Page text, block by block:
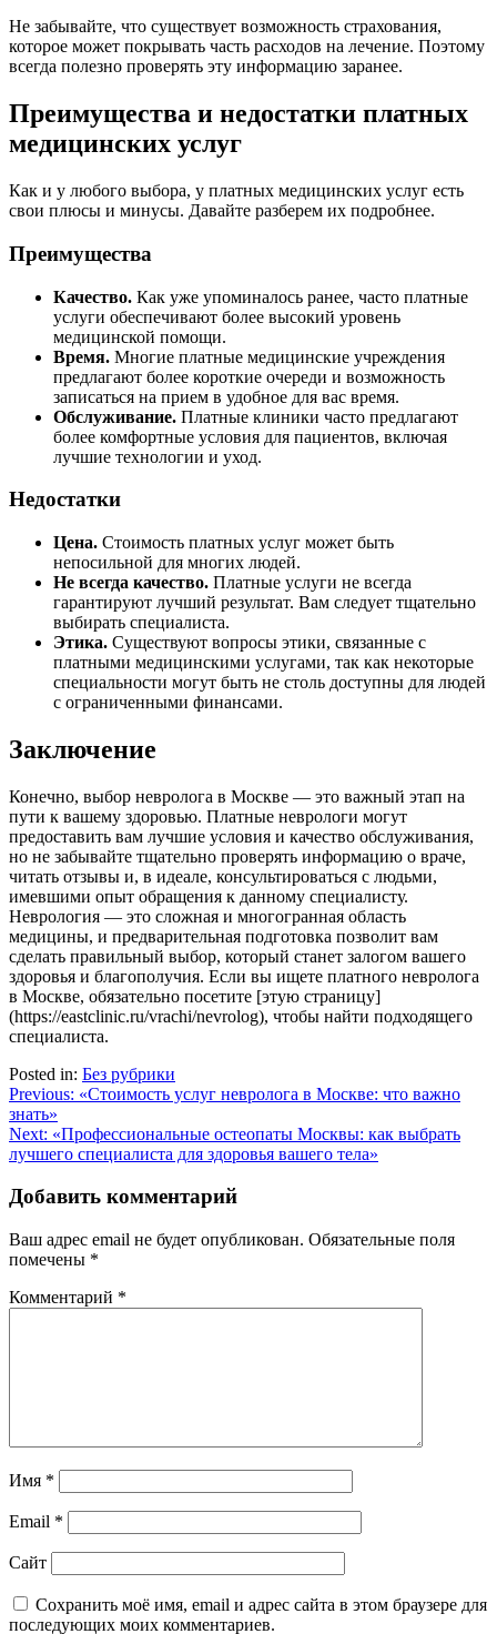
Не забывайте, что существует возможность страхования,
которое может покрывать часть расходов на лечение. Поэтому
всегда полезно проверять эту информацию заранее.
Преимущества и недостатки платных
медицинских услуг
Как и у любого выбора, у платных медицинских услуг есть
свои плюсы и минусы. Давайте разберем их подробнее.
Преимущества
Качество. Как уже упоминалось ранее, часто платные
услуги обеспечивают более высокий уровень
медицинской помощи.
Время. Многие платные медицинские учреждения
предлагают более короткие очереди и возможность
записаться на прием в удобное для вас время.
Обслуживание. Платные клиники часто предлагают
более комфортные условия для пациентов, включая
лучшие технологии и уход.
Недостатки
Цена. Стоимость платных услуг может быть
непосильной для многих людей.
Не всегда качество. Платные услуги не всегда
гарантируют лучший результат. Вам следует тщательно
выбирать специалиста.
Этика. Существуют вопросы этики, связанные с
платными медицинскими услугами, так как некоторые
специальности могут быть не столь доступны для людей
с ограниченными финансами.
Заключение
Конечно, выбор невролога в Москве — это важный этап на
пути к вашему здоровью. Платные неврологи могут
предоставить вам лучшие условия и качество обслуживания,
но не забывайте тщательно проверять информацию о враче,
читать отзывы и, в идеале, консультироваться с людьми,
имевшими опыт обращения к данному специалисту.
Неврология — это сложная и многогранная область
медицины, и предварительная подготовка позволит вам
сделать правильный выбор, который станет залогом вашего
здоровья и благополучия. Если вы ищете платного невролога
в Москве, обязательно посетите [этую страницу]
(https://eastclinic.ru/vrachi/nevrolog), чтобы найти подходящего
специалиста.
Posted in: Без рубрики
Навигация
по
записям
Previous: «Стоимость услуг невролога в Москве: что важно
знать»
Next: «Профессиональные остеопаты Москвы: как выбрать
лучшего специалиста для здоровья вашего тела»
Добавить комментарий
Ваш адрес email не будет опубликован. Обязательные поля
помечены *
Комментарий *
Имя *
Email *
Сайт
Сохранить моё имя, email и адрес сайта в этом браузере для
последующих моих комментариев.